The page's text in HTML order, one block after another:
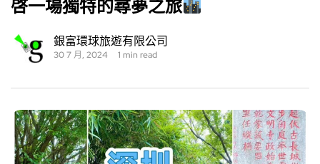
啓一場獨特的尋夢之旅
銀富環球旅遊有限公司
30 7 月, 2024 1 min read